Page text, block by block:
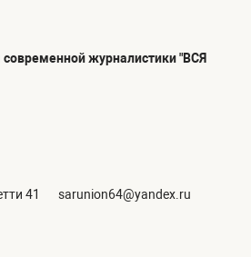
журналистики "ВСЯ
41 sarunion64@yandex.ru